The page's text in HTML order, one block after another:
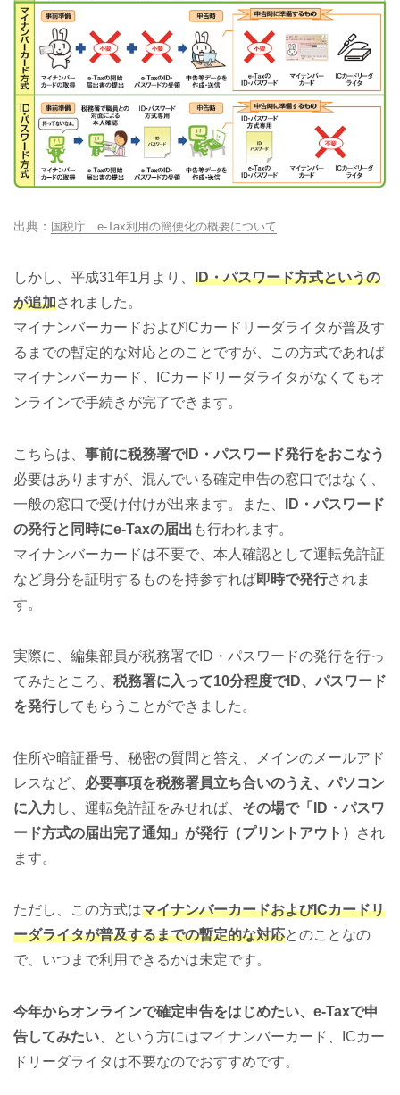
国税庁 e-Tax利用の簡便化の概要について
しかし、平成31年1月より、 ID・パスワード方式というの
が追加されました。
マイナンバーカードおよびICカードリーダライタが普及す
るまでの暫定的な対応とのことですが、この方式であれば
マイナンバーカード、ICカードリーダライタがなくてもオ
ンラインで手続きが完了できます。
こちらは、 事前に税務署でID・パスワード発行をおこなう
必要はありますが、混んでいる確定申告の窓口ではなく、
一般の窓口で受け付けが出来ます。また、
ID・パスワード
の発行と同時にe-Taxの届出 も行われます。
マイナンバーカードは不要で、本人確認として運転免許証
など身分を証明するものを持参すれば即時で発行されま
す。
実際に、編集部員が税務署でID・パスワードの発行を行っ
てみたところ、 税務署に入って10分程度でID、パスワード
を発行してもらうことができました。
住所や暗証番号、秘密の質問と答え、メインのメールアド
レスなど、 必要事項を税務署員立ち合いのうえ、パソコン
に入力 し、運転免許証をみせれば、 その場で「ID・パスワ
ード方式の届出完了通知」が発行（プリントアウト）
され
ます。
ただし、この方式はマイナンバーカードおよびICカードリ
ーダライタが普及するまでの暫定的な対応とのことなの
で、いつまで利用できるかは未定です。
今年からオンラインで確定申告をはじめたい、e-Taxで申
告してみたい 、という方にはマイナンバーカード、ICカー
ドリーダライタは不要なのでおすすめです。